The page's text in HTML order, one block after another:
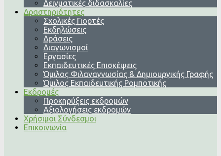
Δειγματικές διδασκαλίες
Δραστηριότητες
Σχολικές Γιορτές
Εκδηλώσεις
Δράσεις
Διαγωνισμοί
Εργασίες
Εκπαιδευτικές Επισκέψεις
Όμιλος Φιλαναγνωσίας & Δημιουργικής Γραφής
Όμιλος Εκπαιδευτικής Ρομποτικής
Εκδρομές
Προκηρύξεις εκδρομών
Αξιολογήσεις εκδρομών
Χρήσιμοι Σύνδεσμοι
Επικοινωνία